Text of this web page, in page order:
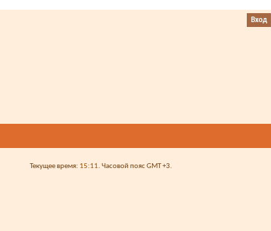
Текущее время: 15:11. Часовой пояс GMT +3.